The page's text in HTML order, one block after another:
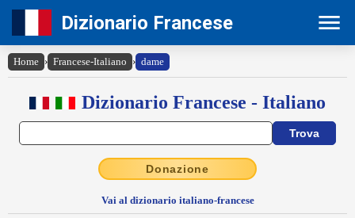
Dizionario Francese
Home › Francese-Italiano › dame
Dizionario Francese - Italiano
Donazione
Vai al dizionario italiano-francese